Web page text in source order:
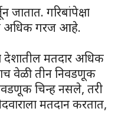
गरिबांपेक्षा
अधिक गरज आहे.
मतदार अधिक
वेळी तीन निवडणूक
चिन्ह नसले, तरी
मतदान करतात,